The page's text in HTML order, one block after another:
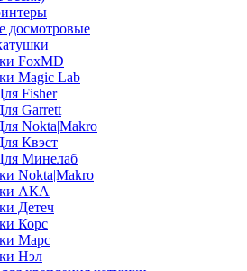
досмотровые
FoxMD
Magic Lab
Fisher
Garrett
Nokta|Makro
Квэст
Минелаб
Nokta|Makro
АКА
Детеч
Корс
Марс
Нэл